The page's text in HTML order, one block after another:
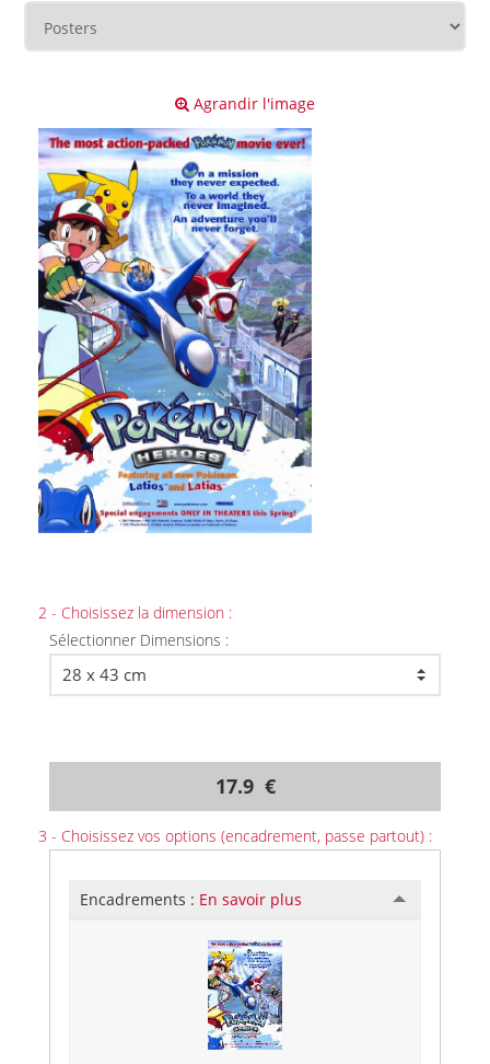
Agrandir l'image
2 - Choisissez la dimension :
Sélectionner Dimensions :
17.9 €
3 - Choisissez vos options (encadrement, passe partout) :
Encadrements : En savoir plus